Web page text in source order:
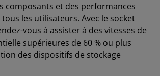
composants et des performances
les utilisateurs. Avec le socket
vous à assister à des vitesses de
supérieures de 60 % ou plus
des dispositifs de stockage